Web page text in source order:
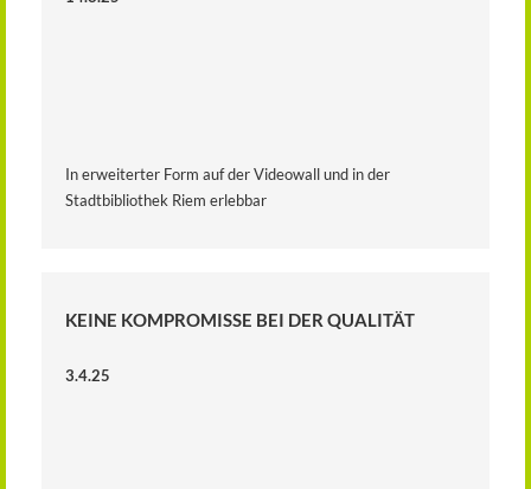
In erweiterter Form auf der Videowall und in der
Stadtbibliothek Riem erlebbar
KEINE KOMPROMISSE BEI DER QUALITÄT
3.4.25